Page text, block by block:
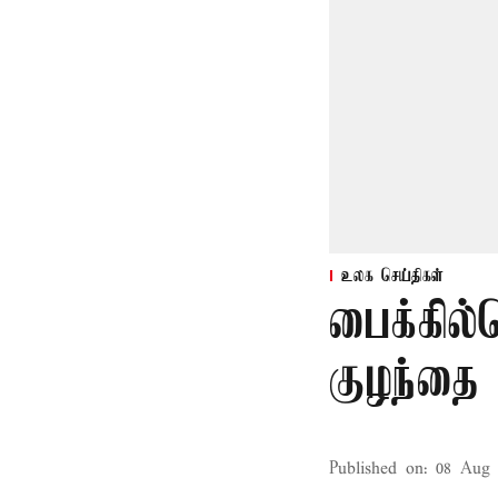
உலக செய்திகள்
Published on: 08 Aug